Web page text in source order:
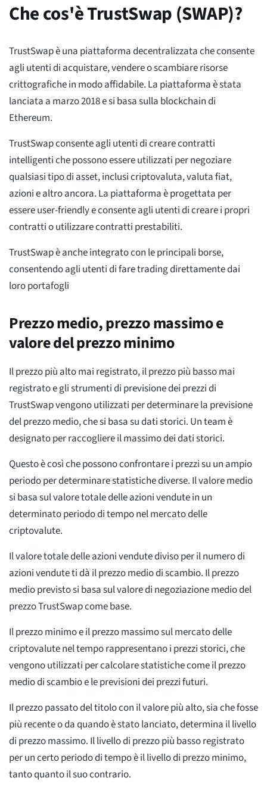
Che cos'è TrustSwap (SWAP)?
TrustSwap è una piattaforma decentralizzata che consente
agli utenti di acquistare, vendere o scambiare risorse
crittografiche in modo affidabile. La piattaforma è stata
lanciata a marzo 2018 e si basa sulla blockchain di
Ethereum.
TrustSwap consente agli utenti di creare contratti
intelligenti che possono essere utilizzati per negoziare
qualsiasi tipo di asset, inclusi criptovaluta, valuta fiat,
azioni e altro ancora. La piattaforma è progettata per
essere user-friendly e consente agli utenti di creare i propri
contratti o utilizzare contratti prestabiliti.
TrustSwap è anche integrato con le principali borse,
consentendo agli utenti di fare trading direttamente dai
loro portafogli
Prezzo medio, prezzo massimo e
valore del prezzo minimo
Il prezzo più alto mai registrato, il prezzo più basso mai
registrato e gli strumenti di previsione dei prezzi di
TrustSwap vengono utilizzati per determinare la previsione
del prezzo medio, che si basa su dati storici. Un team è
designato per raccogliere il massimo dei dati storici.
Questo è così che possono confrontare i prezzi su un ampio
periodo per determinare statistiche diverse. Il valore medio
si basa sul valore totale delle azioni vendute in un
determinato periodo di tempo nel mercato delle
criptovalute.
Il valore totale delle azioni vendute diviso per il numero di
azioni vendute ti dà il prezzo medio di scambio. Il prezzo
medio previsto si basa sul valore di negoziazione medio del
prezzo TrustSwap come base.
Il prezzo minimo e il prezzo massimo sul mercato delle
criptovalute nel tempo rappresentano i prezzi storici, che
vengono utilizzati per calcolare statistiche come il prezzo
medio di scambio e le previsioni dei prezzi futuri.
Il prezzo passato del titolo con il valore più alto, sia che fosse
più recente o da quando è stato lanciato, determina il livello
di prezzo massimo. Il livello di prezzo più basso registrato
per un certo periodo di tempo è il livello di prezzo minimo,
tanto quanto il suo contrario.